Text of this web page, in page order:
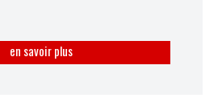
en savoir plus